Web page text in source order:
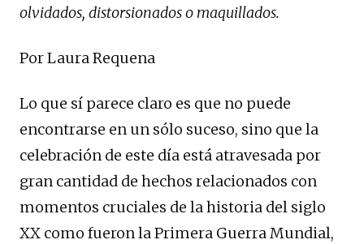
olvidados, distorsionados o maquillados.
Por Laura Requena
Lo que sí parece claro es que no puede
encontrarse en un sólo suceso, sino que la
celebración de este día está atravesada por
gran cantidad de hechos relacionados con
momentos cruciales de la historia del siglo
XX como fueron la Primera Guerra Mundial,